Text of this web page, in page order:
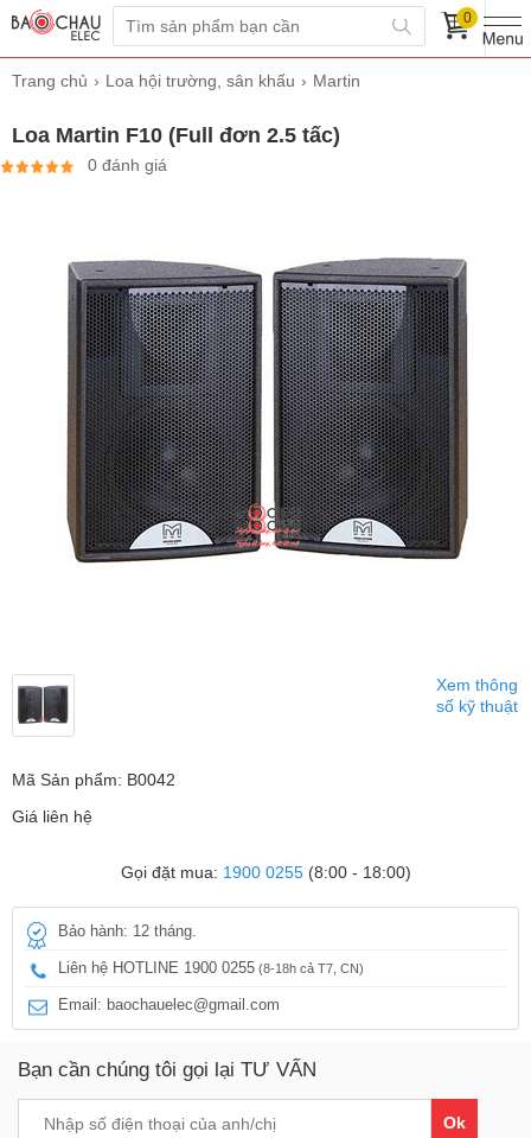
0
Trang chủ Loa hội trường, sân khấu Martin
Loa Martin F10 (Full đơn 2.5 tấc)
0 đánh giá
Xem thông
số kỹ thuật
Mã Sản phẩm: B0042
Giá liên hệ
Gọi đặt mua: 1900 0255(8:00 - 18:00)
Bảo hành: 12 tháng.
Liên hệ HOTLINE 1900 0255 (8-18h cả T7, CN)
Email: baochauelec@gmail.com
Bạn cần chúng tôi gọi lại TƯ VẤN
Ok